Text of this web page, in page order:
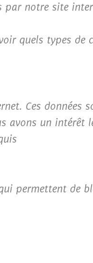
par notre site
quels types de
Ces données
avons un intérêt
permettent de